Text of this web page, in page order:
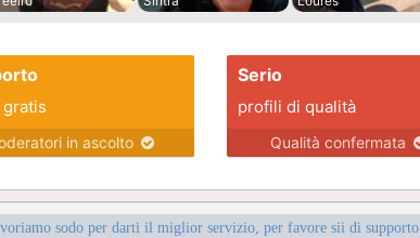
gratis
in ascolto
Serio
profili di qualità
Qualità confermata
sodo per darti il miglior servizio, per favore sii di supporto